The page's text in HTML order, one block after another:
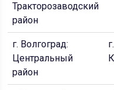
Тракторозаводский
район
г. Волгоград:
Центральный
район
г.